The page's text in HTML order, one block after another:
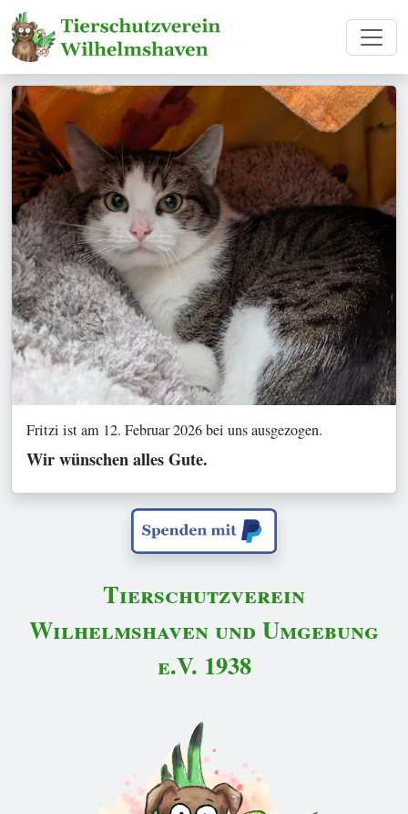
Fritzi ist am 12. Februar 2026 bei uns ausgezogen.
Wir wünschen alles Gute.
Tierschutzverein
Wilhelmshaven und Umgebung
e.V. 1938